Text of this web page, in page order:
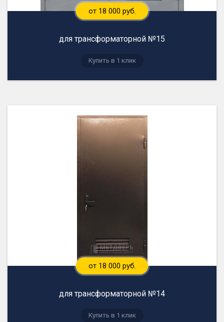
от 18 000 руб.
для трансформаторной №15
Купить в 1 клик
от 18 000 руб.
для трансформаторной №14
Купить в 1 клик